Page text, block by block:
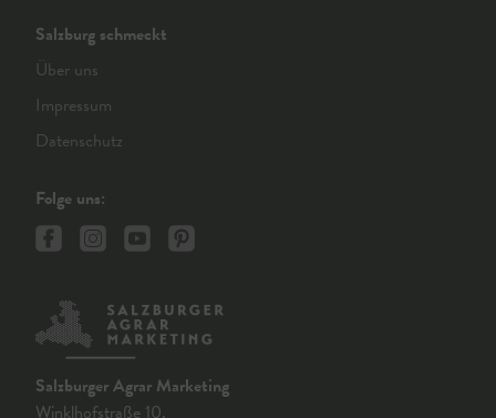
Salzburg schmeckt
Über uns
Impressum
Datenschutz
Folge uns:
Salzburger Agrar Marketing